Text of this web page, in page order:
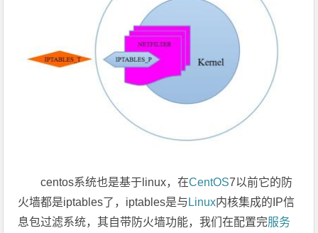
centos系统也是基于linux，在CentOS7以前它的防
火墙都是iptables了，iptables是与 Linux内核集成的IP信
息包过滤系统，其自带防火墙功能，我们在配置完服务